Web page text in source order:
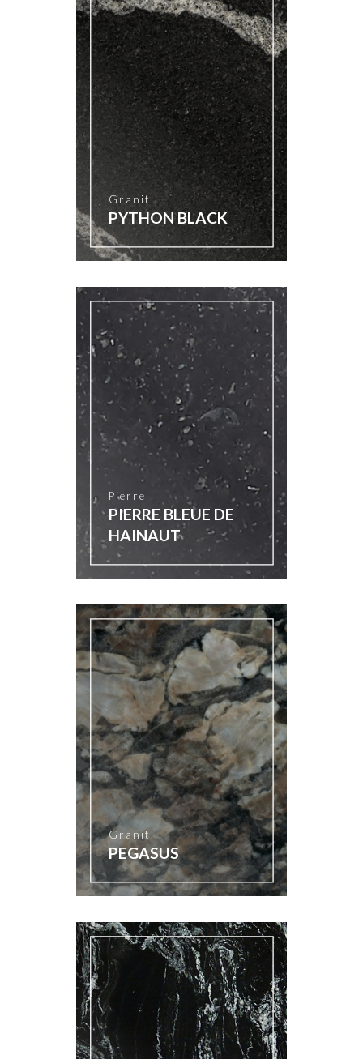
Granit
PYTHON BLACK
Pierre
PIERRE BLEUE DE
HAINAUT
Granit
PEGASUS